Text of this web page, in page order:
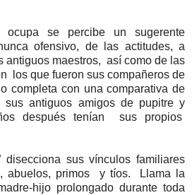
se percibe un sugerente
ofensivo, de las actitudes, a
antiguos maestros, así como de las
los que fueron sus compañeros de
completa con una comparativa de
sus antiguos amigos de pupitre y
después tenían sus propios
disecciona sus vínculos familiares
abuelos, primos y tíos. Llama la
hijo prolongado durante toda